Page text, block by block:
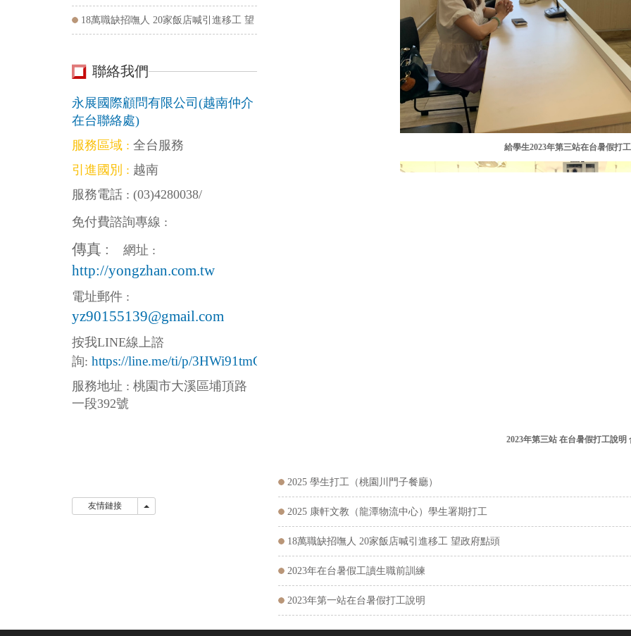
給學生2023年第三站在台暑假打
2023年第三站 在台暑假打工說明
2025 學生打工（桃園川門子餐廳）
2025 康軒文教（龍潭物流中心）學生署期打工
18萬職缺招嘸人 20家飯店喊引進移工 望政府點頭
2023年在台暑假工讀生職前訓練
2023年第一站在台暑假打工說明
18萬職缺招嘸人 20家飯店喊引進移工 望
聯絡我們
永展國際顧問有限公司(越南仲介
在台聯絡處)
服務區域 : 全台服務
引進國別 : 越南
服務電話 : (03)4280038/
免付費諮詢專線 :
傳真 : 網址 :
http://yongzhan.com.tw
電址郵件 :
yz90155139@gmail.com
按我LINE線上諮
詢: https://line.me/ti/p/3HWi91tmGw
服務地址 : 桃園市大溪區埔頂路
一段392號
友情鏈接 友情鏈接